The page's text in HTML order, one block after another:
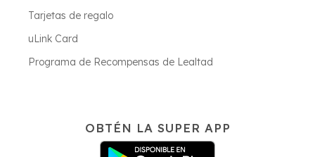
Tarjetas de regalo
uLink Card
Programa de Recompensas de Lealtad
OBTÉN LA SUPER APP